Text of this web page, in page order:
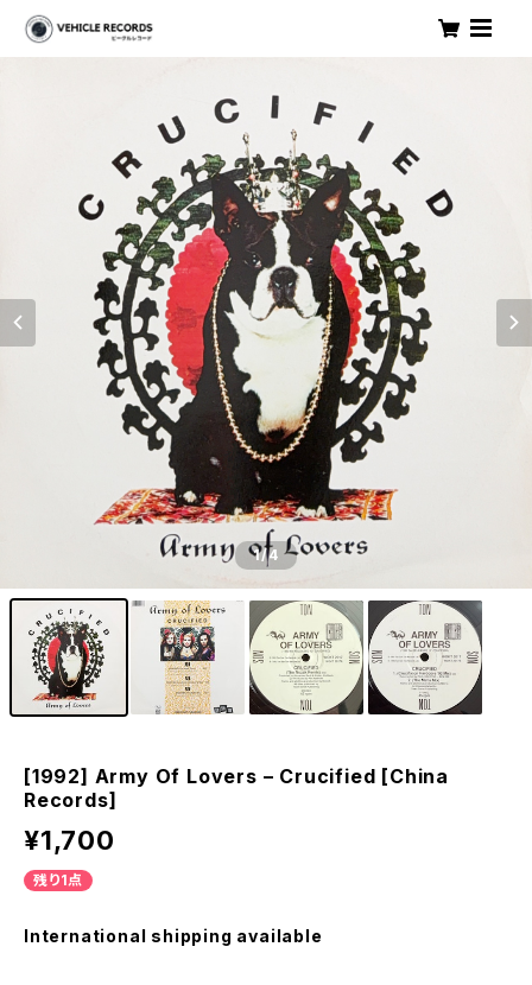
1/4
[1992] Army Of Lovers – Crucified [China
Records]
¥1,700
残り1点
International shipping available